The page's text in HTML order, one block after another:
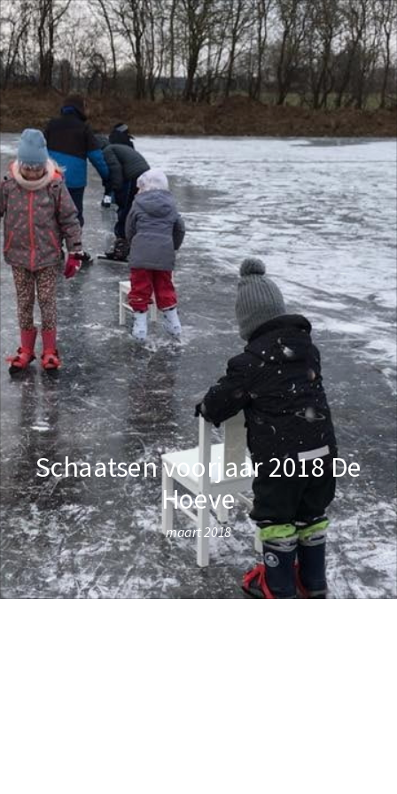
Schaatsen voorjaar 2018 De
Hoeve
maart 2018